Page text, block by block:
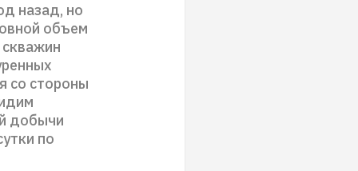
назад, но
объем
со стороны
добычи
по